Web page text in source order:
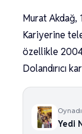
Murat Akdağ,
Kariyerine
özellikle 2004
Dolandırıcı
Yedi